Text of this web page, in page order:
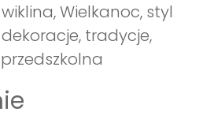
Wielkanoc, styl
tradycje,